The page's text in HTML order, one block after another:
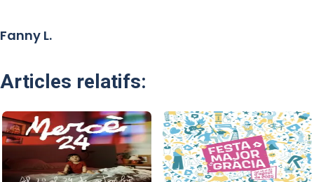
Fanny L.
Articles relatifs: